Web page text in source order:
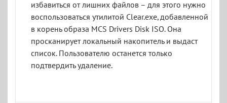
избавиться от лишних файлов – для этого нужно
воспользоваться утилитой Clear.exe, добавленной
в корень образа MCS Drivers Disk ISO. Она
просканирует локальный накопитель и выдаст
список. Пользователю останется только
подтвердить удаление.